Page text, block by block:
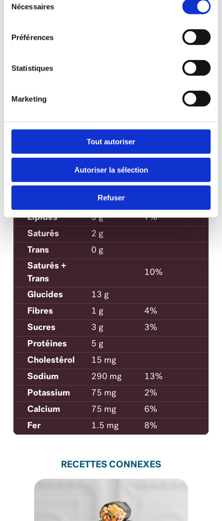
Nécessaires
Préférences
Statistiques
Marketing
Tout autoriser
Autoriser la sélection
Refuser
Quantité
par
portion
Valeur
Quotidienne
(%VQ)
120
Lipides
5 g
7%
Saturés
2 g
Trans
0 g
Saturés +
Trans
10%
Glucides
13 g
Fibres
1 g
4%
Sucres
3 g
3%
Protéines
5 g
Cholestérol
15 mg
Sodium
290 mg
13%
Potassium
75 mg
2%
Calcium
75 mg
6%
Fer
1.5 mg 8%
RECETTES CONNEXES